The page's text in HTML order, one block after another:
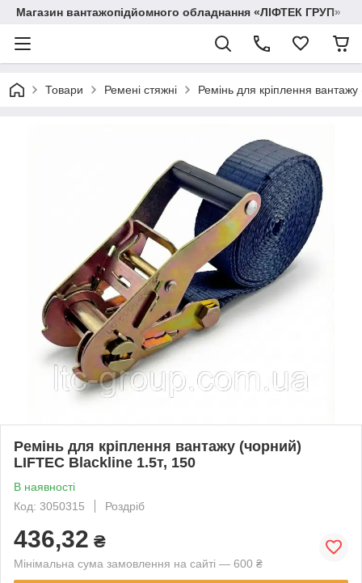
Магазин вантажопідйомного обладнання «ЛІФТЕК ГРУП»
Товари Ремені стяжні Ремінь для кріплення
Ремінь для кріплення вантажу (чорний)
LIFTEC Blackline 1.5т, 150
В наявності
Код: 3050315
Роздріб
436,32 ₴
Мінімальна сума замовлення на сайті — 600 ₴